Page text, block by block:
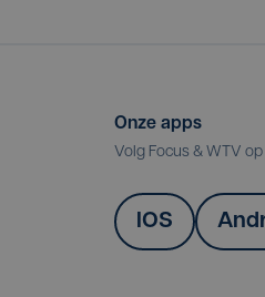
Onze apps
Volg Focus & WTV
IOS